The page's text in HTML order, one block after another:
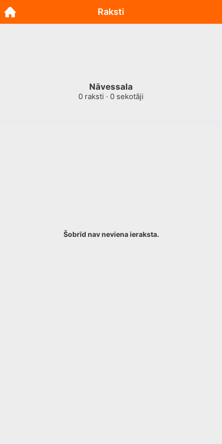
Nāvessala
0 raksti · 0 sekotāji
Šobrīd nav neviena ieraksta.
Raksti